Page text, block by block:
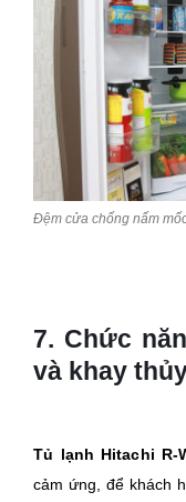
Đệm cửa chống nấm
7. Chức
và khay
Tủ lạnh Hitachi R-
cảm ứng, để khách